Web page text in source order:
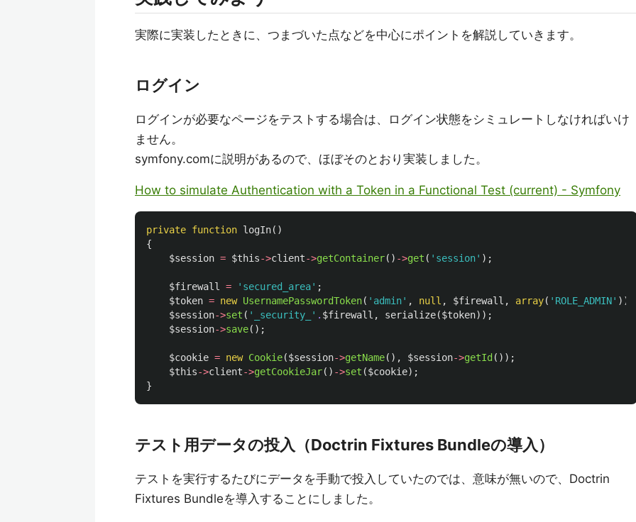
実際に実装したときに、つまづいた点などを中心にポイントを解説していきます。
ログイン
ログインが必要なページをテストする場合は、ログイン状態をシミュレートしなければいけ
ません。
symfony.comに説明があるので、ほぼそのとおり実装しました。
How to simulate Authentication with a Token in a Functional Test (current) - Symfony
private function logIn()
{
$session = $this->client->getContainer() ->get ( 'session' );
$firewall = 'secured_area' ;
$token = new UsernamePasswordToken( 'admin' , null , $firewall , array( 'ROLE_ADMIN' ));
$session->set ( '_security_' . $firewall , serialize($token));
$session->save();
$cookie = new Cookie($session->getName(), $session->getId ());
$this->client->getCookieJar() ->set ($cookie);
}
テスト用データの投入（Doctrin Fixtures Bundleの導入）
テストを実行するたびにデータを手動で投入していたのでは、意味が無いので、Doctrin
Fixtures Bundleを導入することにしました。